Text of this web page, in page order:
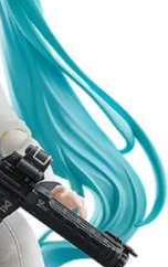
，商店將以您的個人
蒐集、處理及利用，
對及更正。
userRule